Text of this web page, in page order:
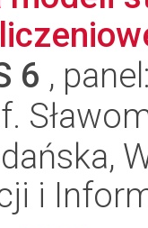
6 ,
i